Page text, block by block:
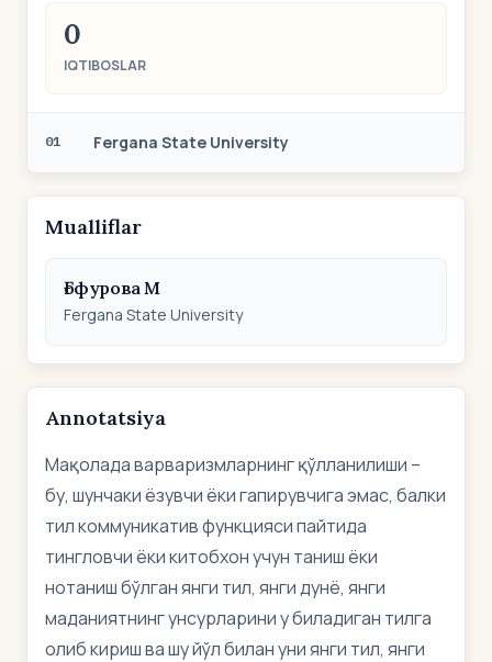
0
IQTIBOSLAR
01 Fergana State University
Mualliflar
Ғофурова М
Fergana State University
Annotatsiya
Мақолада варваризмларнинг қўлланилиши –
бу, шунчаки ёзувчи ёки гапирувчига эмас, балки
тил коммуникатив функцияси пайтида
тингловчи ёки китобхон учун таниш ёки
нотаниш бўлган янги тил, янги дунё, янги
маданиятнинг унсурларини у биладиган тилга
олиб кириш ва шу йўл билан уни янги тил, янги